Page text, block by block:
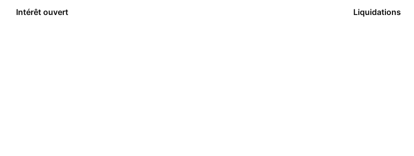
Intérêt ouvert Liquidations